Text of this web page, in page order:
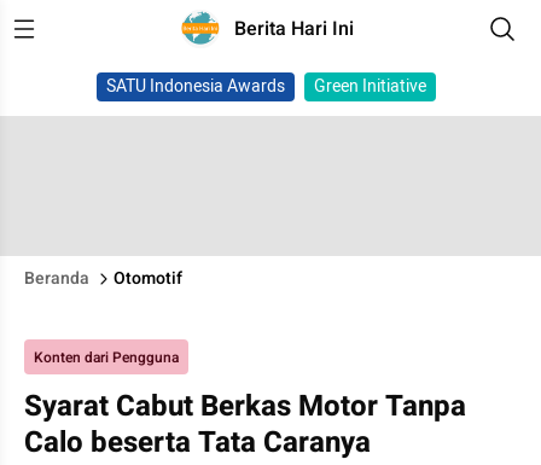
Berita Hari Ini
SATU Indonesia Awards Green Initiative
Beranda Otomotif
Konten dari Pengguna
Syarat Cabut Berkas Motor Tanpa
Calo beserta Tata Caranya